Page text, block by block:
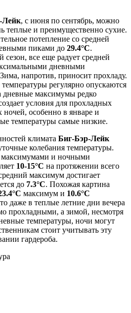
Лейк, с июня по сентябрь, можно
теплые и преимущественно сухие.
потепление со средней
пиками до 29.4°C.
сезон, все еще радует средней
дневными
напротив, приносит прохладу.
регулярно опускаются
дневные максимумы редко
условия для прохладных
особенно в январе и
температуры самые низкие.
климата Биг-Бэр-Лейк
колебания температуры.
и ночными
10-15°C на протяжении всего
максимум достигает
до 7.3°C. Похожая картина
максимум и 10.6°C
даже в теплые летние дни вечера
прохладными, а зимой, несмотря
температуры, ночи могут
стоит учитывать эту
гардероба.